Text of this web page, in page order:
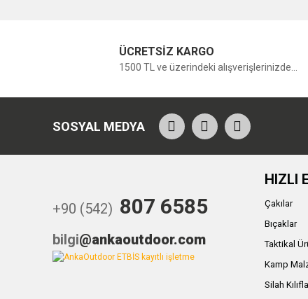
ÜCRETSİZ KARGO
1500 TL ve üzerindeki alışverişlerinizde...
SOSYAL MEDYA
+90 (542) 807 6585
bilgi@ankaoutdoor.com
HIZLI
Çakılar
Bıçaklar
Taktikal
Kamp
Silah